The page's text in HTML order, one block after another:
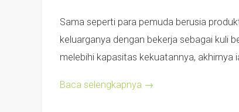
Sama seperti para pemuda berusia
keluarganya dengan bekerja sebagai kuli
melebihi kapasitas kekuatannya, akhirnya
Baca selengkapnya →